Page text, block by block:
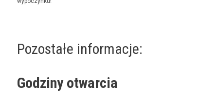
Pozostałe informacje:
Godziny otwarcia